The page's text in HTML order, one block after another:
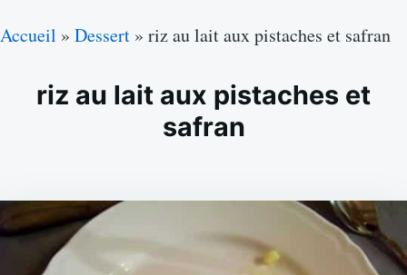
Accueil » Dessert » riz au lait aux pistaches et safran
riz au lait aux pistaches et
safran